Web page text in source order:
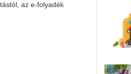
az e-folyadék